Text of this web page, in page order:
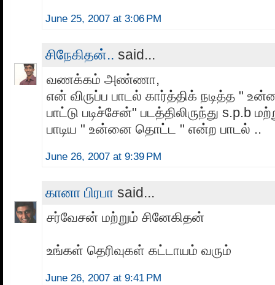
June 25, 2007 at 3:06 PM
சிநேகிதன்.. said...
வணக்கம் அண்ணா,
என் விருப்ப பாடல் கார்த்திக் நடித்த "
பாட்டு படிச்சேன்" படத்திலிருந்து s.p.b
பாடிய " உன்னை தொட்ட " என்ற பாடல் ..
June 26, 2007 at 9:39 PM
கானா பிரபா said...
சர்வேசன் மற்றும் சினேகிதன்
உங்கள் தெரிவுகள் கட்டாயம் வரும்
June 26, 2007 at 9:41 PM